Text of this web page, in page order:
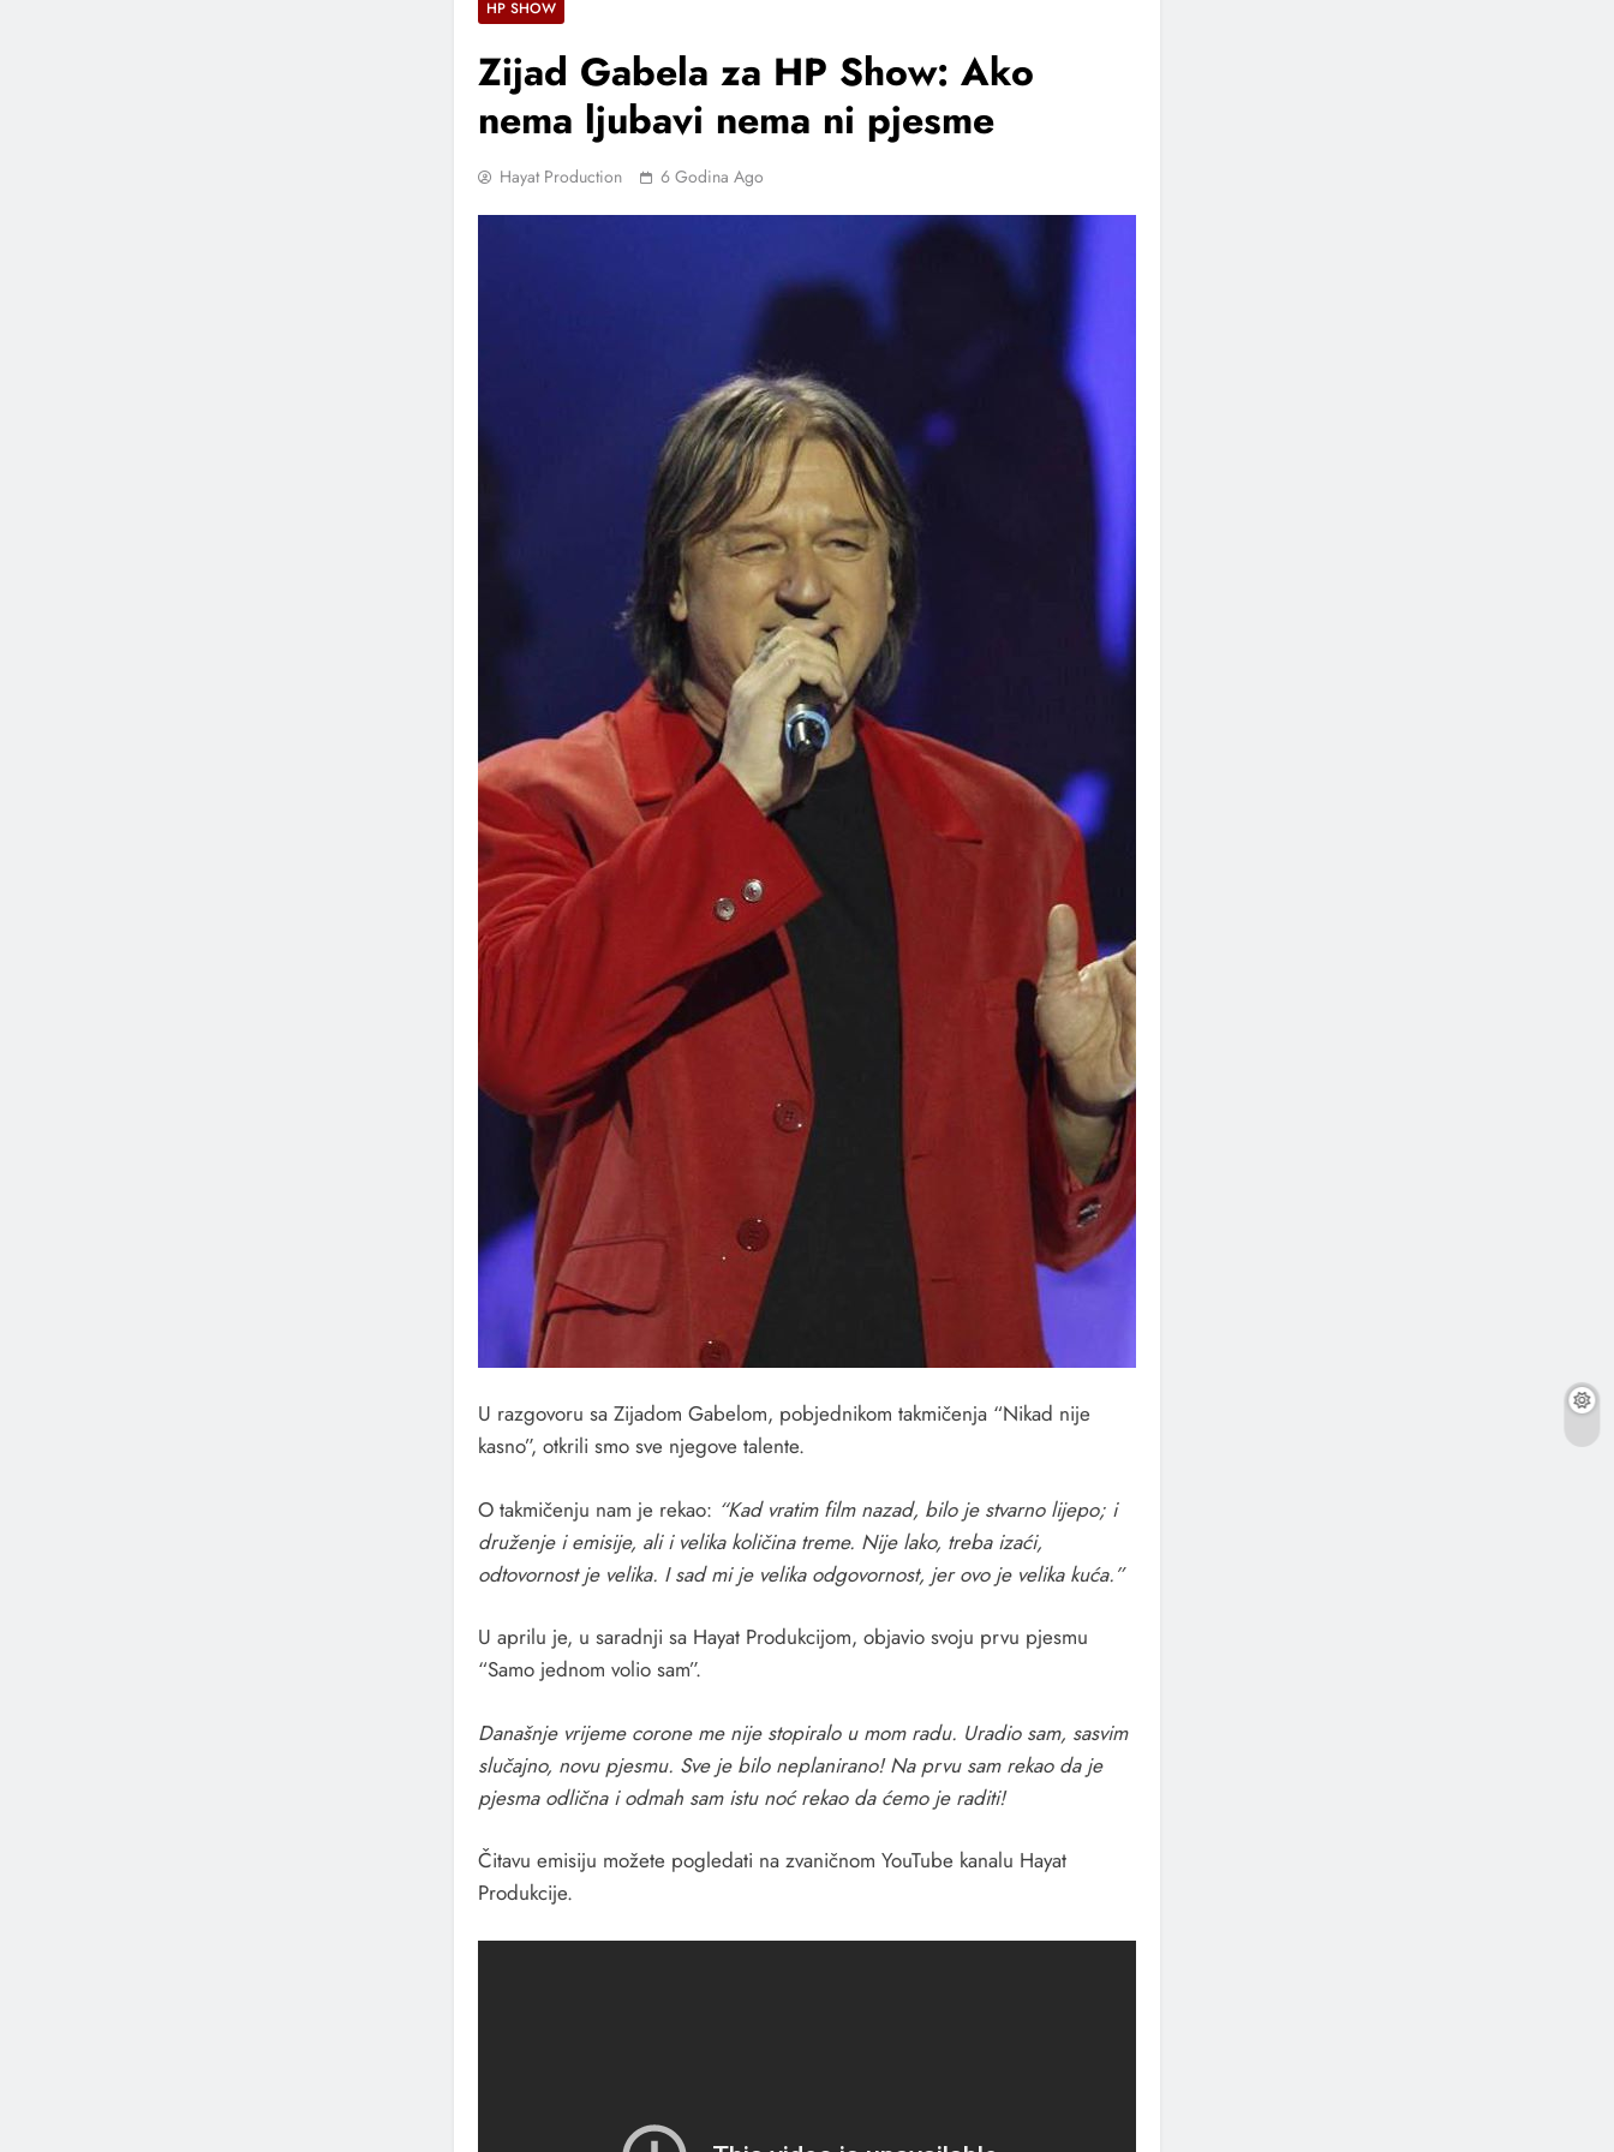
HP SHOW
Zijad Gabela za HP Show: Ako
nema ljubavi nema ni pjesme
Hayat Production 6 Godina Ago
U razgovoru sa Zijadom Gabelom, pobjednikom takmičenja “Nikad nije
kasno”, otkrili smo sve njegove talente.
O takmičenju nam je rekao: “Kad vratim film nazad, bilo je stvarno lijepo; i
druženje i emisije, ali i velika količina treme. Nije lako, treba izaći,
odtovornost je velika. I sad mi je velika odgovornost, jer ovo je velika kuća.”
U aprilu je, u saradnji sa Hayat Produkcijom, objavio svoju prvu pjesmu
“Samo jednom volio sam”.
Današnje vrijeme corone me nije stopiralo u mom radu. Uradio sam, sasvim
slučajno, novu pjesmu. Sve je bilo neplanirano! Na prvu sam rekao da je
pjesma odlična i odmah sam istu noć rekao da ćemo je raditi!
Čitavu emisiju možete pogledati na zvaničnom YouTube kanalu Hayat
Produkcije.